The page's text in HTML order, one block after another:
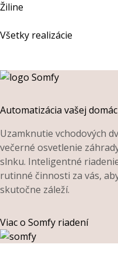
Žiline
Všetky realizácie
Automatizácia vašej
Uzamknutie vchodových
večerné osvetlenie
slnku. Inteligentné
rutinné činnosti za vás,
skutočne záleží.
Viac o Somfy riadení